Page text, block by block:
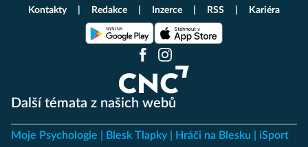
Další témata z našich webů
Moje Psychologie Blesk Tlapky Hráči na Blesku
iSport
Kontakty Redakce Inzerce RSS Kariéra